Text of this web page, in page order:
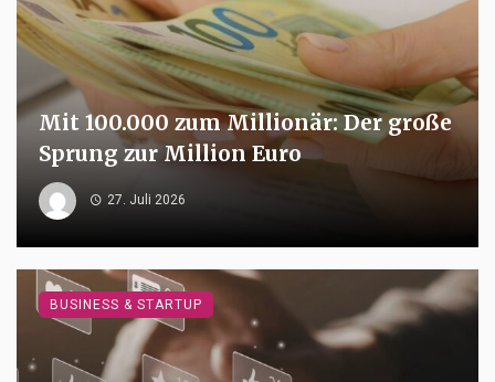
Mit 100.000 zum Millionär: Der große
Sprung zur Million Euro
27. Juli 2026
BUSINESS & STARTUP